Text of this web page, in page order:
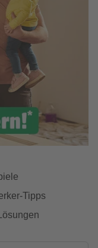
Tipps